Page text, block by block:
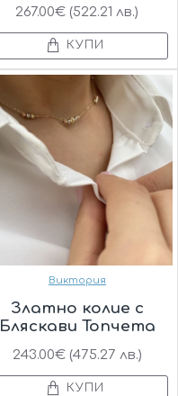
267.00€ (522.21 лв.)
КУПИ
Виктория
Златно колие с
Бляскави Топчета
243.00€ (475.27 лв.)
КУПИ